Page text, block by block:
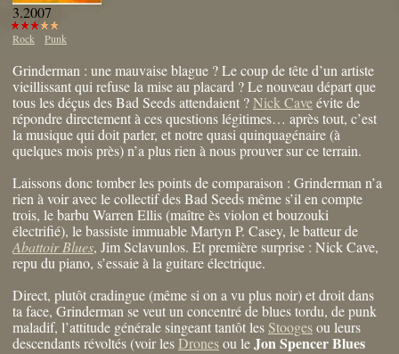
3.2007
Rock Punk
Grinderman : une mauvaise blague ? Le coup de tête d’un artiste
vieillissant qui refuse la mise au placard ? Le nouveau départ que
tous les déçus des Bad Seeds attendaient ?Nick Caveévite de
répondre directement à ces questions légitimes… après tout, c’est
la musique qui doit parler, et notre quasi quinquagénaire (à
quelques mois près) n’a plus rien à nous prouver sur ce terrain.
Laissons donc tomber les points de comparaison : Grinderman n’a
rien à voir avec le collectif des Bad Seeds même s’il en compte
trois, le barbu Warren Ellis (maître ès violon et bouzouki
électrifié), le bassiste immuable Martyn P. Casey, le batteur de
Abattoir Blues, Jim Sclavunlos. Et première surprise : Nick Cave,
repu du piano, s’essaie à la guitare électrique.
Direct, plutôt cradingue (même si on a vu plus noir) et droit dans
ta face, Grinderman se veut un concentré de blues tordu, de punk
maladif, l’attitude générale singeant tantôt les Stoogesou leurs
descendants révoltés (voir lesDronesou leJon Spencer Blues